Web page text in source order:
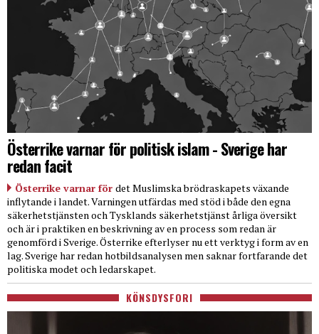
Österrike varnar för politisk islam - Sverige har
redan facit
Österrike varnar för det Muslimska brödraskapets växande
inflytande i landet. Varningen utfärdas med stöd i både den egna
säkerhetstjänsten och Tysklands säkerhetstjänst årliga översikt
och är i praktiken en beskrivning av en process som redan är
genomförd i Sverige. Österrike efterlyser nu ett verktyg i form av en
lag. Sverige har redan hotbildsanalysen men saknar fortfarande det
politiska modet och ledarskapet.
KÖNSDYSFORI